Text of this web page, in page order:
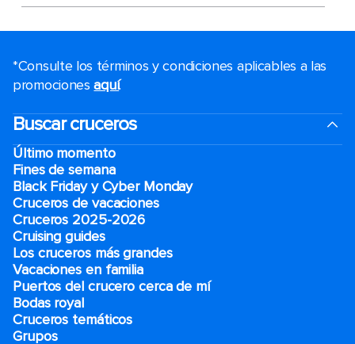
*Consulte los términos y condiciones aplicables a las
promocionesaquí.
Buscar cruceros
Último momento
Fines de semana
Black Friday y Cyber Monday
Cruceros de vacaciones
Cruceros 2025-2026
Cruising guides
Los cruceros más grandes
Vacaciones en familia
Puertos del crucero cerca de mí
Bodas royal
Cruceros temáticos
Grupos